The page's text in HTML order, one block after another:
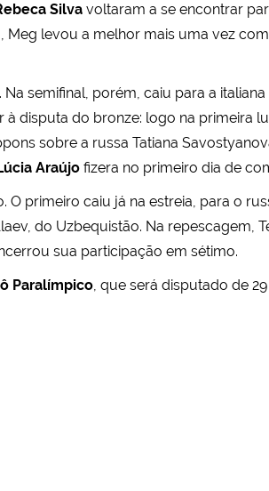
Silva voltaram a se encontrar
Meg levou a melhor mais uma vez
semifinal, porém, caiu para a italiana
disputa do bronze: logo na primeira
sobre a russa Tatiana
Araújo fizera no primeiro dia de
primeiro caiu já na estreia, para o
do Uzbequistão. Na repescagem,
sua participação em sétimo.
Paralímpico, que será disputado de